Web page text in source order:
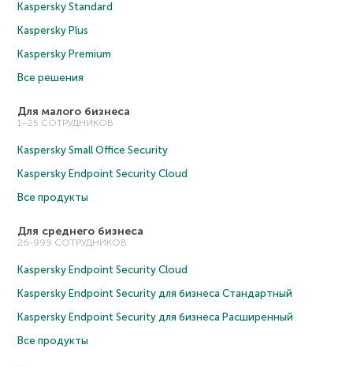
Kaspersky Standard
Kaspersky Plus
Kaspersky Premium
Все решения
Для малого бизнеса
1–25 СОТРУДНИКОВ
Kaspersky Small Office Security
Kaspersky Endpoint Security Cloud
Все продукты
Для среднего бизнеса
26-999 СОТРУДНИКОВ
Kaspersky Endpoint Security Cloud
Kaspersky Endpoint Security для бизнеса Cтандартный
Kaspersky Endpoint Security для бизнеса Расширенный
Все продукты